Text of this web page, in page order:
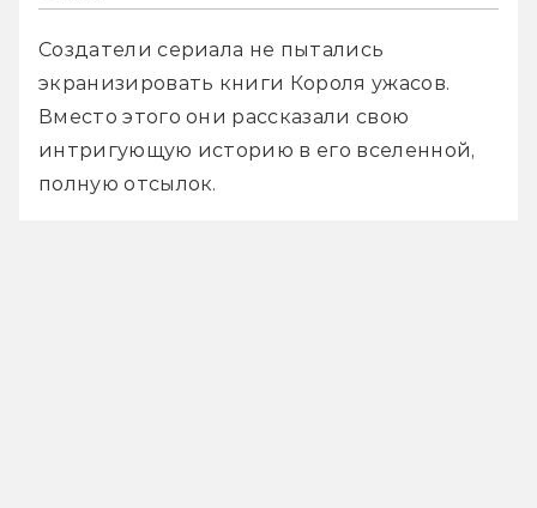
Создатели сериала не пытались
экранизировать книги Короля ужасов.
Вместо этого они рассказали свою
интригующую историю в его вселенной,
полную отсылок.